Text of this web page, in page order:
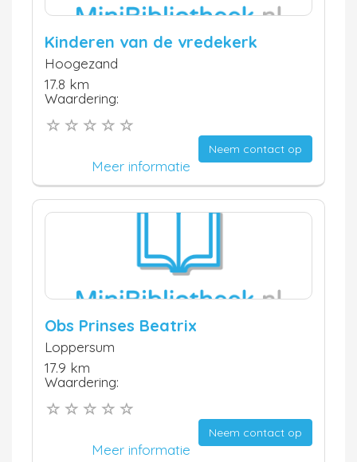
Kinderen van de vredekerk
Hoogezand
17.8 km
Waardering:
Neem contact op
Meer informatie
Obs Prinses Beatrix
Loppersum
17.9 km
Waardering:
Neem contact op
Meer informatie